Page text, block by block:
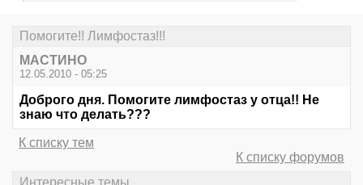
Помогите!! Лимфостаз!!!
МАСТИНО
12.05.2010 - 05:25
Доброго дня. Помогите лимфостаз у отца!! Не
знаю что делать???
К списку тем
К списку форумов
Интересные темы